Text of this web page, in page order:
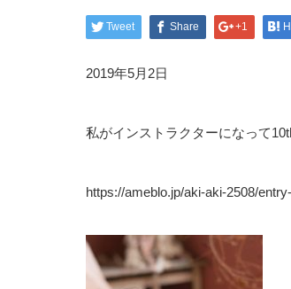
Tweet Share +1
2019年5月2日
私がインストラクターになって
https://ameblo.jp/aki-aki-2508/